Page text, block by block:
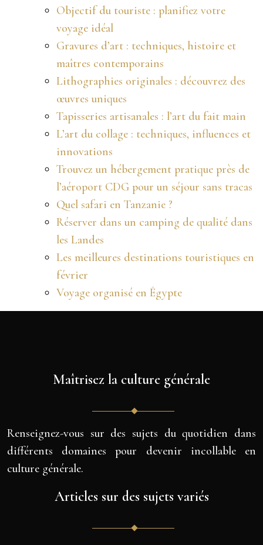
Objectif du touriste : planifiez votre
voyage idéal
Gravures d’art : techniques, histoire et
maîtres contemporains
Lithographies originales : découvrez des
œuvres uniques
Tapisseries artisanales : l’art du fait main
L’art du collage : techniques, influences et
innovations
Trouvez un hébergement pratique près de
l’aéroport CDG pour un séjour sans tracas
Quel safari en Tanzanie ?
Réserver dans un camping de qualité dans
les Landes
Les meilleures destinations touristiques en
février
Voyage organisé en Égypte
Maîtrisez la culture générale
Renseignez-vous sur des sujets du quotidien dans
différents domaines pour devenir incollable en
culture générale.
Articles sur des sujets variés